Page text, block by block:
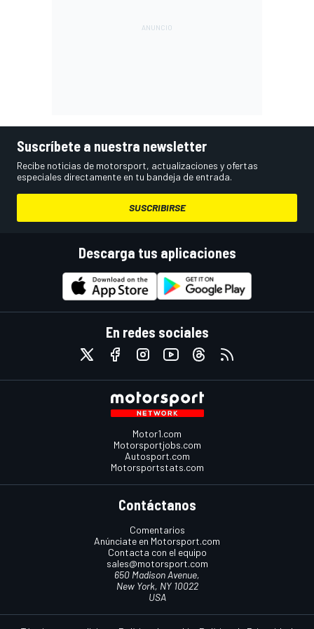
Suscríbete a nuestra newsletter
Recibe noticias de motorsport, actualizaciones y ofertas
especiales directamente en tu bandeja de entrada.
SUSCRIBIRSE
Descarga tus aplicaciones
En redes sociales
Motor1.com
Motorsportjobs.com
Autosport.com
Motorsportstats.com
Contáctanos
Comentarios
Anúnciate en Motorsport.com
Contacta con el equipo
sales@motorsport.com
650 Madison Avenue,
New York, NY 10022
USA